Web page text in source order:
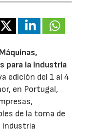
para la Industria
edición del 1 al 4
en Portugal,
de la toma de
industria